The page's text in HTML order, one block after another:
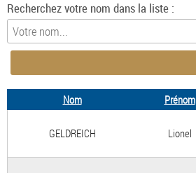
Recherchez votre nom dans la liste :
Nom Prénom
GELDREICH Lionel